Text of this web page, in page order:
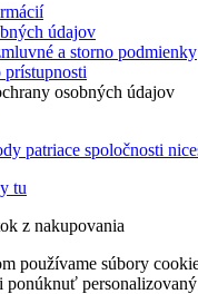
údajov
a storno podmienky
prístupnosti
osobných údajov
patriace spoločnosti
tu
z nakupovania
používame súbory
ponúknuť